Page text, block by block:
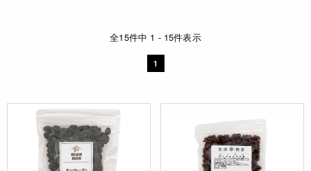
全15件中 1 - 15件表示
1